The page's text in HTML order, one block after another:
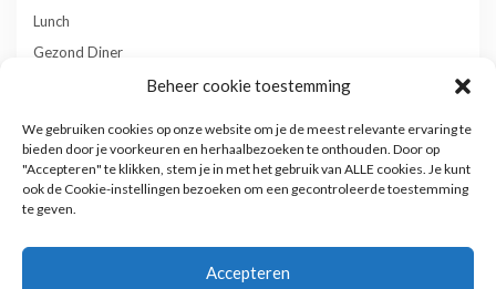
Beheer cookie toestemming
We gebruiken cookies op onze website om je de meest relevante ervaring te
bieden door je voorkeuren en herhaalbezoeken te onthouden. Door op
"Accepteren" te klikken, stem je in met het gebruik van ALLE cookies. Je kunt
ook de Cookie-instellingen bezoeken om een gecontroleerde toestemming
te geven.
Accepteren
Lunch
Gezond Diner
Gebak